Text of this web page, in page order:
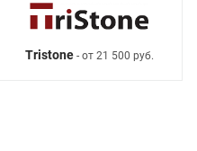
Tristone- от 21 500 руб.